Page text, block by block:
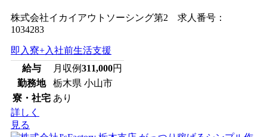
株式会社イカイアウトソーシング第2 求人番号：
1034283
即入寮+入社前生活支援
給与
月収例311,000円
勤務地
栃木県 小山市
寮・社宅 あり
詳しく
見る